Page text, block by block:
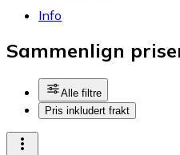
Info
Sammenlign
Alle filtre
Pris inkludert frakt